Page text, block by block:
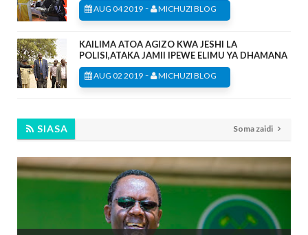
AUG 04 2019 - MICHUZI BLOG
KAILIMA ATOA AGIZO KWA JESHI LA
POLISI,ATAKA JAMII IPEWE ELIMU YA DHAMANA
AUG 02 2019 - MICHUZI BLOG
SIASA Soma zaidi